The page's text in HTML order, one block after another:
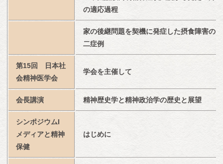
の適応過程
家の後継問題を契機に発症した摂食障害の
二症例
第15回　日本社
会精神医学会
学会を主催して
会長講演 精神歴史学と精神政治学の歴史と展望
シンポジウムI
メディアと精神
保健
はじめに